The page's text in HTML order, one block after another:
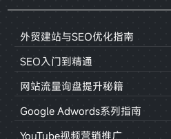
外贸建站与SEO优化指南
SEO入门到精通
网站流量询盘提升秘籍
Google Adwords系列指南
YouTube视频营销推广